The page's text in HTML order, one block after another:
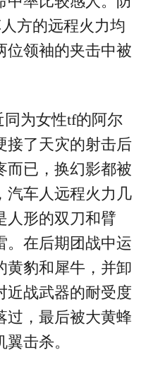
方的远程火力均
位领袖的夹击中被
为女性tf的阿尔
接了天灾的射击后
而已，换幻影都被
汽车人远程火力几
人形的双刀和臂
。在后期团战中运
黄豹和犀牛，并卸
近战武器的耐受度
过，最后被大黄蜂
击杀。